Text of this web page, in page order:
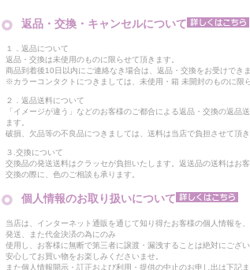
返品・交換・キャンセルについて
１．返品について
返品・交換は未使用のものに限らせて頂きます。
商品到着後10日以内にご連絡なき場合は、返品・交換をお受けでき
※カラーコンタクトにつきましては、未使用・箱 未開封のものに限
２．返品送料について
「イメージが違う」などのお客様のご都合による返品・交換の返品
ます。
破損、欠品等の不良品につきましては、送料は当店で負担させて頂き
３.交換について
交換品の発送送料はクラッセが負担いたします。返送品の送料はお
交換の際に、色のご相談も承ります。
個人情報のお取り扱いについて
当店は、インターネット通販を通じて知り得たお客様の個人情報を
発送、また代金決済の為にのみ
使用し、お客様に無断で第三者に譲渡・漏洩することは絶対にござい
安心してお買い物をお楽しみくださいませ。
また個人情報開示・訂正および利用・提供の中止のお申し出は下記